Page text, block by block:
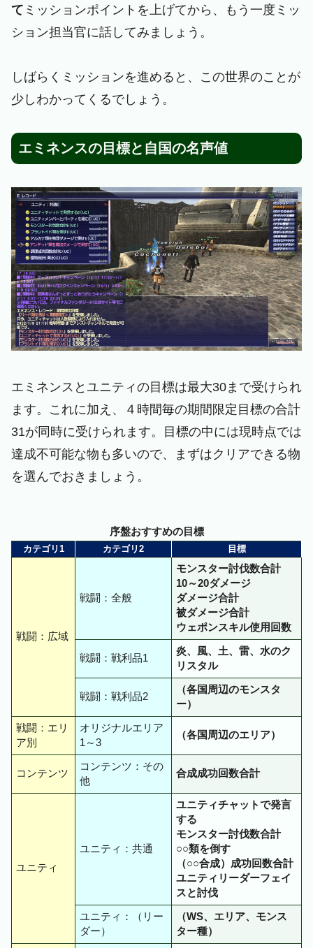
て ミッションポイントを上げてから、もう一度ミッ
ション担当官に話してみましょう。
しばらくミッションを進めると、この世界のことが
少しわかってくるでしょう。
エミネンスの目標と自国の名声値
エミネンスとユニティの目標は最大30まで受けられ
ます。これに加え、４時間毎の期間限定目標の合計
31が同時に受けられます。目標の中には現時点では
達成不可能な物も多いので、まずはクリアできる物
を選んでおきましょう。
序盤おすすめの目標
カテゴリ1 カテゴリ2 目標
戦闘：広域
戦闘：全般
モンスター討伐数合計
10～20ダメージ
ダメージ合計
被ダメージ合計
ウェポンスキル使用回数
戦闘：戦利品1
炎、風、土、雷、水のク
リスタル
戦闘：戦利品2
（各国周辺のモンスタ
ー）
戦闘：エリ
ア別
オリジナルエリア
1～3
（各国周辺のエリア）
コンテンツ
コンテンツ：その
他
合成成功回数合計
ユニティ
ユニティ：共通
ユニティチャットで発言
する
モンスター討伐数合計
○○類を倒す
（○○合成）成功回数合計
ユニティリーダーフェイ
スと討伐
ユニティ：（リー
ダー）
（WS、エリア、モンス
ター種）